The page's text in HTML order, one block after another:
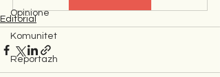
Opinione
Komunitet
Reportazh
Editorial